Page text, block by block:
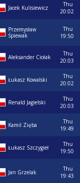
Jacek Kulisiewicz
Thu
20:02
Przemysław
Śpiewak
Thu
19:50
Aleksander Ciołak
Thu
20:03
Łukasz Kowalski
Thu
20:02
Renald Jagielski
Thu
20:03
Kamil Zięba
Thu
19:49
Łukasz Szczygieł
Thu
19:50
Jan Grzelak
Thu
19:43